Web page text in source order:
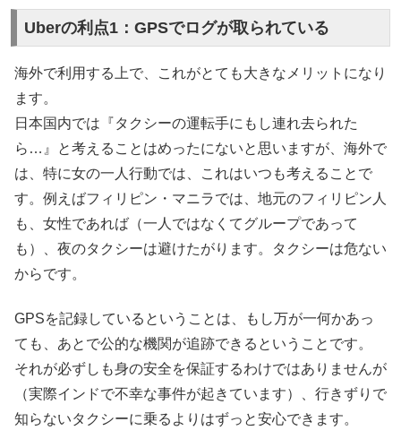
Uberの利点1：GPSでログが取られている
海外で利用する上で、これがとても大きなメリットになり
ます。
日本国内では『タクシーの運転手にもし連れ去られた
ら…』と考えることはめったにないと思いますが、海外で
は、特に女の一人行動では、これはいつも考えることで
す。例えばフィリピン・マニラでは、地元のフィリピン人
も、女性であれば（一人ではなくてグループであって
も）、夜のタクシーは避けたがります。タクシーは危ない
からです。
GPSを記録しているということは、もし万が一何かあっ
ても、あとで公的な機関が追跡できるということです。
それが必ずしも身の安全を保証するわけではありませんが
（実際インドで不幸な事件が起きています）、行きずりで
知らないタクシーに乗るよりはずっと安心できます。